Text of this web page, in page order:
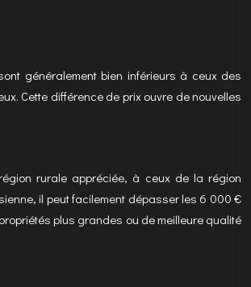
généralement bien inférieurs à ceux des
Cette différence de prix ouvre de nouvelles
rurale appréciée, à ceux de la région
il peut facilement dépasser les 6 000 €
plus grandes ou de meilleure qualité